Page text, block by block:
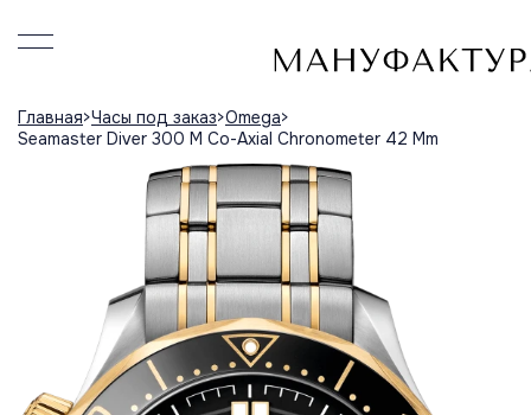
Главная Часы под заказ Omega
Seamaster Diver 300 M Co-Axial Chronometer 42 Mm